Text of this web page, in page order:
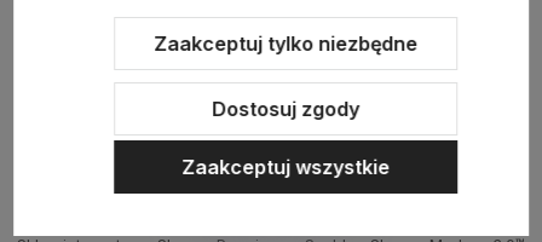
Zaakceptuj tylko niezbędne
Dostosuj zgody
Zaakceptuj wszystkie